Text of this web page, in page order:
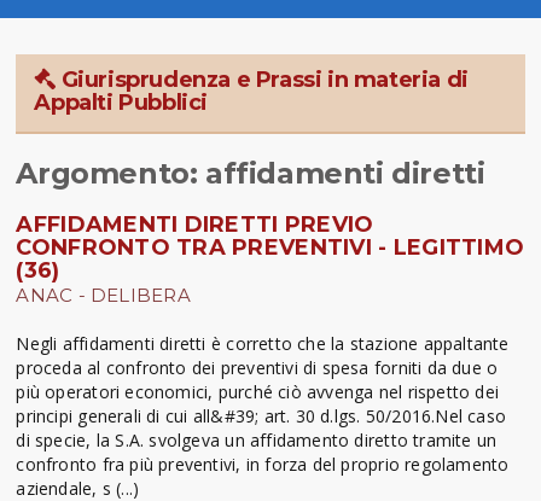
Giurisprudenza e Prassi in materia di
Appalti Pubblici
Argomento: affidamenti diretti
AFFIDAMENTI DIRETTI PREVIO
CONFRONTO TRA PREVENTIVI - LEGITTIMO
(36)
ANAC - DELIBERA
Negli affidamenti diretti è corretto che la stazione appaltante
proceda al confronto dei preventivi di spesa forniti da due o
più operatori economici, purché ciò avvenga nel rispetto dei
principi generali di cui all&#39; art. 30 d.lgs. 50/2016.Nel caso
di specie, la S.A. svolgeva un affidamento diretto tramite un
confronto fra più preventivi, in forza del proprio regolamento
aziendale, s (...)